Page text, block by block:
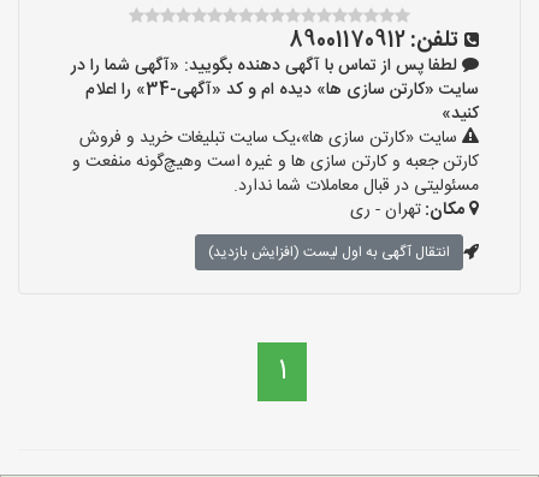
تلفن:89001170912
لطفا پس از تماس با آگهی دهنده بگویید: «آگهی شما را در
سایت «کارتن سازی ها» دیده ام و کد «آگهی-34» را اعلام
کنید»
سایت «کارتن سازی ها»،یک سایت تبلیغات خرید و فروش
کارتن جعبه و کارتن سازی ها و غیره است وهیچ‌گونه منفعت و
مسئولیتی در قبال معاملات شما ندارد.
مکان:تهران - ری
انتقال آگهی به اول لیست (افزایش بازدید)
1